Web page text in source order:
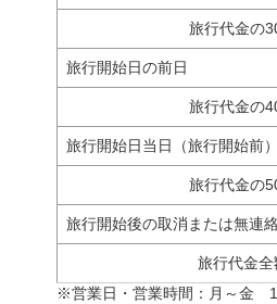
旅行代金の
旅行開始日の前日
旅行代金の
旅行開始日当日（旅行開始前）
旅行代金の
旅行開始後の取消または無連
旅行代金全
※営業日・営業時間：月～金